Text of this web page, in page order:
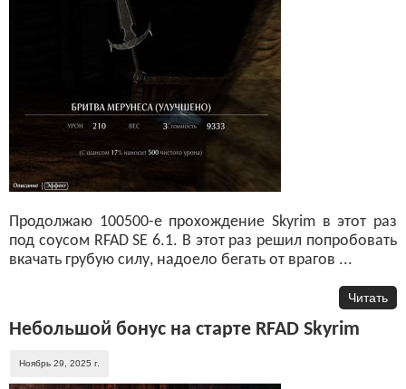
Продолжаю 100500-е прохождение Skyrim в этот раз
под соусом RFAD SE 6.1. В этот раз решил попробовать
вкачать грубую силу, надоело бегать от врагов ...
Читать
Небольшой бонус на старте RFAD Skyrim
Ноябрь 29, 2025 г.